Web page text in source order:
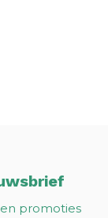
promoties